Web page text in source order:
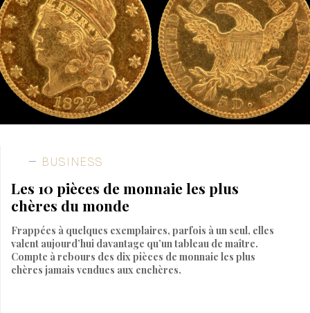
BUSINESS
Les 10 pièces de monnaie les plus
chères du monde
Frappées à quelques exemplaires, parfois à un seul, elles
valent aujourd’hui davantage qu’un tableau de maître.
Compte à rebours des dix pièces de monnaie les plus
chères jamais vendues aux enchères.